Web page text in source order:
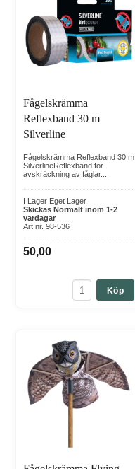
Fågelskrämma
Reflexband 30 m
Silverline
Fågelskrämma Reflexband 30 m
SilverlineReflexband för
avskräckning av fåglar....
I Lager Eget Lager
Skickas Normalt inom 1-2
vardagar
Art nr. 98-536
50,00
Köp